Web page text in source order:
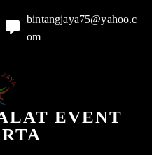
bintangjaya75@yahoo.c
om
EVENT